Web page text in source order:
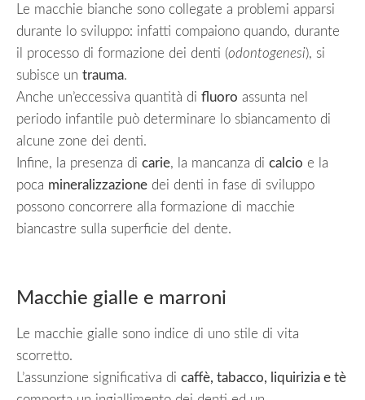
Le macchie bianche sono collegate a problemi apparsi
durante lo sviluppo: infatti compaiono quando, durante
il processo di formazione dei denti (odontogenesi), si
subisce un trauma.
Anche un’eccessiva quantità di fluoro assunta nel
periodo infantile può determinare lo sbiancamento di
alcune zone dei denti.
Infine, la presenza di carie, la mancanza di calcio e la
poca mineralizzazione dei denti in fase di sviluppo
possono concorrere alla formazione di macchie
biancastre sulla superficie del dente.
Macchie gialle e marroni
Le macchie gialle sono indice di uno stile di vita
scorretto.
L’assunzione significativa di caffè, tabacco, liquirizia e tè